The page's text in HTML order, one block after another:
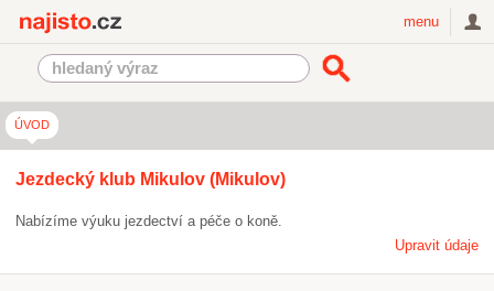
menu
ÚVOD
Jezdecký klub Mikulov (Mikulov)
Nabízíme výuku jezdectví a péče o koně.
Upravit údaje